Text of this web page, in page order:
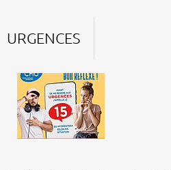
URGENCES